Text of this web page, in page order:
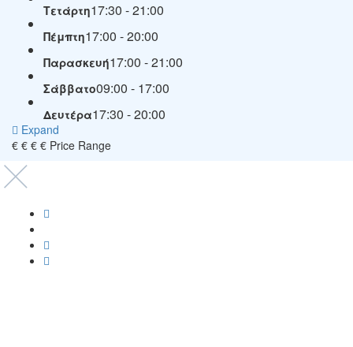
Τετάρτη17:30 - 21:00
Πέμπτη17:00 - 20:00
Παρασκευή17:00 - 21:00
Σάββατο09:00 - 17:00
Δευτέρα17:30 - 20:00
Expand
€ € € € Price Range